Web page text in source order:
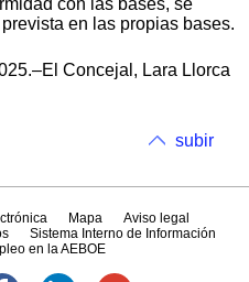
en las propias bases.
Concejal, Lara Llorca
subir
Mapa
Aviso legal
Sistema Interno de Información
en la AEBOE